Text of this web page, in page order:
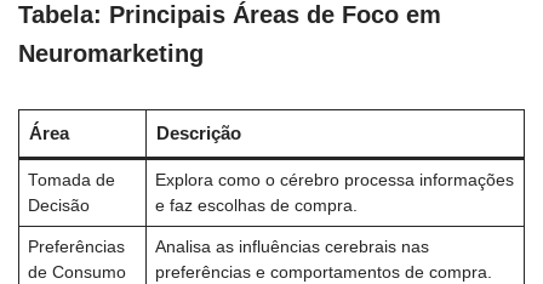
Tabela: Principais Áreas de Foco em
Neuromarketing
Área Descrição
Tomada de
Decisão
Explora como o cérebro processa informações
e faz escolhas de compra.
Preferências
de Consumo
Analisa as influências cerebrais nas
preferências e comportamentos de compra.